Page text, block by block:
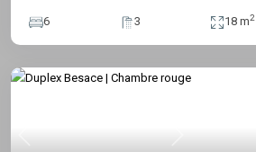
6 3 18 m2
Previous Next